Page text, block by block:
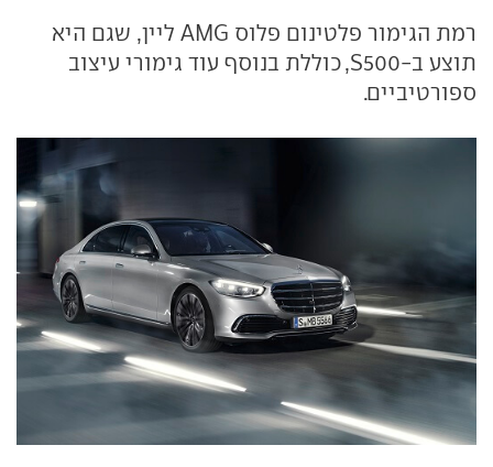
רמת הגימור פלטינום פלוס AMG ליין, שגם היא
תוצע ב-S500, כוללת בנוסף עוד גימורי עיצוב
ספורטיביים.